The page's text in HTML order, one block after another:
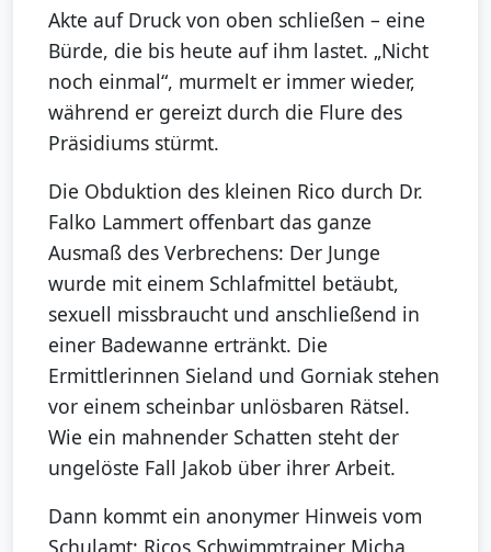
Akte auf Druck von oben schließen – eine
Bürde, die bis heute auf ihm lastet. „Nicht
noch einmal“, murmelt er immer wieder,
während er gereizt durch die Flure des
Präsidiums stürmt.
Die Obduktion des kleinen Rico durch Dr.
Falko Lammert offenbart das ganze
Ausmaß des Verbrechens: Der Junge
wurde mit einem Schlafmittel betäubt,
sexuell missbraucht und anschließend in
einer Badewanne ertränkt. Die
Ermittlerinnen Sieland und Gorniak stehen
vor einem scheinbar unlösbaren Rätsel.
Wie ein mahnender Schatten steht der
ungelöste Fall Jakob über ihrer Arbeit.
Dann kommt ein anonymer Hinweis vom